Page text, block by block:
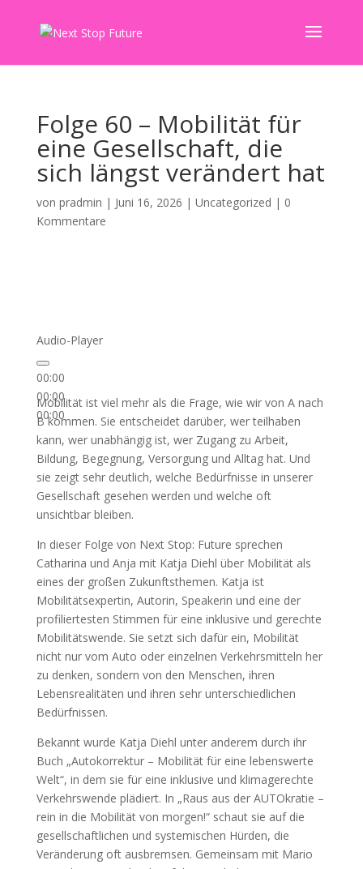
Folge 60 – Mobilität für
eine Gesellschaft, die
sich längst verändert hat
von pradmin | Juni 16, 2026 | Uncategorized | 0
Kommentare
Audio-Player
00:00
00:00
00:00
Mobilität ist viel mehr als die Frage, wie wir von A nach
B kommen. Sie entscheidet darüber, wer teilhaben
kann, wer unabhängig ist, wer Zugang zu Arbeit,
Bildung, Begegnung, Versorgung und Alltag hat. Und
sie zeigt sehr deutlich, welche Bedürfnisse in unserer
Gesellschaft gesehen werden und welche oft
unsichtbar bleiben.
In dieser Folge von Next Stop: Future sprechen
Catharina und Anja mit Katja Diehl über Mobilität als
eines der großen Zukunftsthemen. Katja ist
Mobilitätsexpertin, Autorin, Speakerin und eine der
profiliertesten Stimmen für eine inklusive und gerechte
Mobilitätswende. Sie setzt sich dafür ein, Mobilität
nicht nur vom Auto oder einzelnen Verkehrsmitteln her
zu denken, sondern von den Menschen, ihren
Lebensrealitäten und ihren sehr unterschiedlichen
Bedürfnissen.
Bekannt wurde Katja Diehl unter anderem durch ihr
Buch „Autokorrektur – Mobilität für eine lebenswerte
Welt“, in dem sie für eine inklusive und klimagerechte
Verkehrswende plädiert. In „Raus aus der AUTOkratie –
rein in die Mobilität von morgen!“ schaut sie auf die
gesellschaftlichen und systemischen Hürden, die
Veränderung oft ausbremsen. Gemeinsam mit Mario